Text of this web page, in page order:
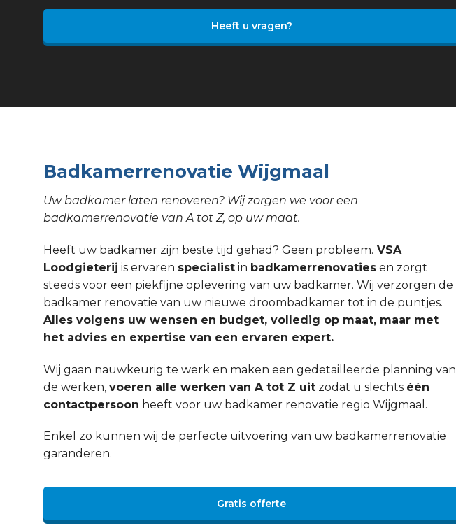
Heeft u vragen?
Badkamerrenovatie Wijgmaal
Uw badkamer laten renoveren? Wij zorgen we voor een
badkamerrenovatie van A tot Z, op uw maat.
Heeft uw badkamer zijn beste tijd gehad? Geen probleem. VSA
Loodgieterij is ervaren specialist in badkamerrenovaties en zorgt
steeds voor een piekfijne oplevering van uw badkamer. Wij verzorgen de
badkamer renovatie van uw nieuwe droombadkamer tot in de puntjes.
Alles volgens uw wensen en budget, volledig op maat, maar met
het advies en expertise van een ervaren expert.
Wij gaan nauwkeurig te werk en maken een gedetailleerde planning van
de werken, voeren alle werken van A tot Z uit zodat u slechts één
contactpersoon heeft voor uw badkamer renovatie regio Wijgmaal.
Enkel zo kunnen wij de perfecte uitvoering van uw badkamerrenovatie
garanderen.
Gratis offerte